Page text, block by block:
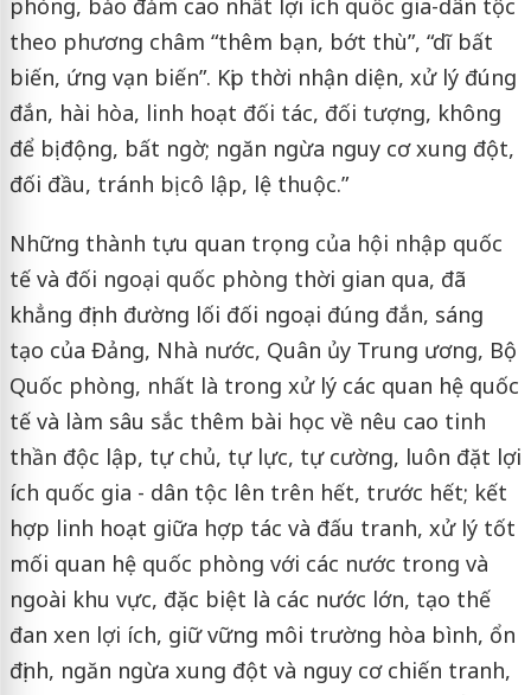
phòng, bảo đảm cao nhất lợi ích quốc gia-dân tộc
theo phương châm “thêm bạn, bớt thù”, “dĩ bất
biến, ứng vạn biến”. Kịp thời nhận diện, xử lý đúng
đắn, hài hòa, linh hoạt đối tác, đối tượng, không
để bị động, bất ngờ; ngăn ngừa nguy cơ xung đột,
đối đầu, tránh bị cô lập, lệ thuộc.”
Những thành tựu quan trọng của hội nhập quốc
tế và đối ngoại quốc phòng thời gian qua, đã
khẳng định đường lối đối ngoại đúng đắn, sáng
tạo của Đảng, Nhà nước, Quân ủy Trung ương, Bộ
Quốc phòng, nhất là trong xử lý các quan hệ quốc
tế và làm sâu sắc thêm bài học về nêu cao tinh
thần độc lập, tự chủ, tự lực, tự cường, luôn đặt lợi
ích quốc gia - dân tộc lên trên hết, trước hết; kết
hợp linh hoạt giữa hợp tác và đấu tranh, xử lý tốt
mối quan hệ quốc phòng với các nước trong và
ngoài khu vực, đặc biệt là các nước lớn, tạo thế
đan xen lợi ích, giữ vững môi trường hòa bình, ổn
định, ngăn ngừa xung đột và nguy cơ chiến tranh,